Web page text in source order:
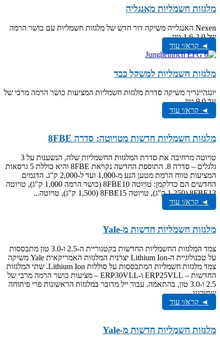
מלגזות חשמליות מאנגליה
Nexen האנגלייה משיקה דור חדש של מלגזות חשמליות עם כושר הרמה
של 1.6-2.0 טון...
◄ קרא/י עוד
מלגזות חשמליות למשקל כבד
יונגהיינריך משיקה סדרת מלגזות חשמליות המציעות כושר הרמה מרבי של
עד 9.0 טון...
◄ קרא/י עוד
מלגזות חשמליות חדשות מטויוטה: סדרה 8FBE
טויוטה מרחיבה את סדרת המלגזות החשמליות שלה, הנשענות על 3
גלגלים – סדרה 8. התוספת החדשה נקראת 8FBE והיא כוללת 5 גרסאות
המציעות טווח הרמת מטען הנע מ-1,000 ועד ל-2,000 ק"ג. הדגמים
החדשים הם כדלקמן: טויוטה 8FBE10 (כושר הרמה 1,000 ק"ג), טויוטה
8FBE13 (1,250 ק"ג), טויוטה 8FBE15 (1,500 ק"ג), טויוטה...
◄ קרא/י עוד
מלגזות חשמליות חדשות מ-Yale
צמד המלגזות החשמליות החדשות בקטגוריית ה-2.5 ו-3.0 טון מתבססות
על טכנולוגיית ה-Lithium Ion יצרנית המלגזות האמריקאית Yale משיקה
צמד מלגזות חשמליות המתבססות על סוללות Lithium Ion. שתי המלגזות
החדשות – ERP25VLL ו-ERP30VLL – מציעות כושר הרמה מרבי של
2.5 ו-3.0 טון, בהתאמה. עבור ייל מדובר במלגזות הראשונות פרי פיתוחה
שתוכננו...
◄ קרא/י עוד
מלגזות חשמליות חדשות מ-Yale